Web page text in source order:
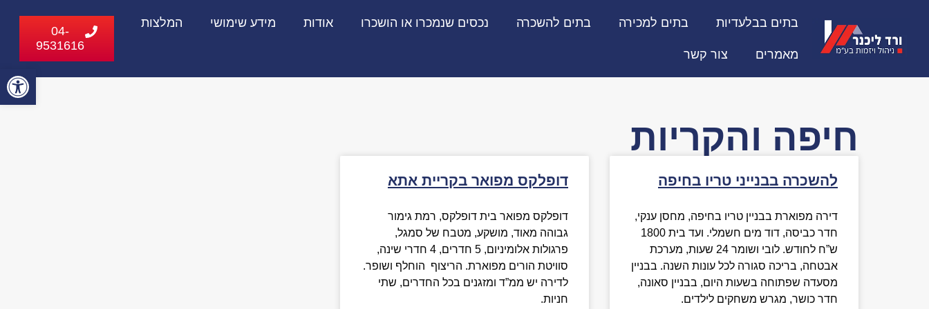
בתים בבלעדיות בתים למכירה בתים להשכרה נכסים שנמכרו או הושכרו אודות מידע שימושי המלצות
מאמרים צור קשר
04-
9531616
חיפה והקריות
להשכרה בבנייני טריו בחיפה
דירה מפוארת בבניין טריו בחיפה, מחסן ענקי,
חדר כביסה, דוד מים חשמלי. ועד בית 1800
ש”ח לחודש. לובי ושומר 24 שעות, מערכת
אבטחה, בריכה סגורה לכל עונות השנה. בבניין
מסעדה שפתוחה בשעות היום, בבניין סאונה,
חדר כושר, מגרש משחקים לילדים.
דופלקס מפואר בקריית אתא
דופלקס מפואר בית דופלקס, רמת גימור
גבוהה מאוד, מושקע, מטבח של סמגל,
פרגולות אלומיניום, 5 חדרים, 4 חדרי שינה,
סוויטת הורים מפוארת. הריצוף הוחלף ושופר.
לדירה יש ממ”ד ומזגנים בכל החדרים, שתי
חניות.